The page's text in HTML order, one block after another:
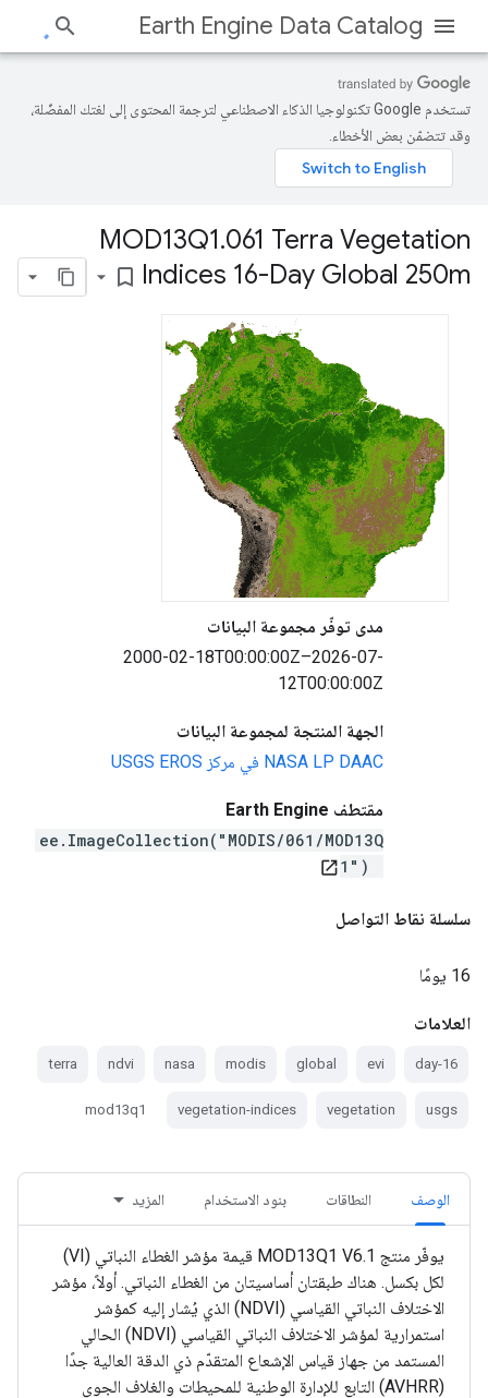
Earth Engine Data Catalog
تستخدم Google تكنولوجيا الذكاء الاصطناعي لترجمة المحتوى إلى لغتك المفضّلة،
وقد تتضمّن بعض الأخطاء.
MOD13Q1.061 Terra Vegetation
Indices 16-Day Global 250m
bookmark_border
مدى توفّر مجموعة البيانات
2000-02-18T00:00:00Z–2026-07-
12T00:00:00Z
الجهة المنتجة لمجموعة البيانات
‫NASA LP DAAC في مركز USGS EROS
مقتطف Earth Engine
ee.ImageCollection("MODIS/061/MOD13Q
1")
open_in_new
سلسلة نقاط التواصل
16 يومًا
العلامات
16-day
evi
global
modis
nasa
ndvi
terra
usgs
vegetation
vegetation-indices
mod13q1
الوصف النطاقات بنود الاستخدام المزيد
يوفّر منتج MOD13Q1 V6.1 قيمة مؤشر الغطاء النباتي (VI)
لكل بكسل. هناك طبقتان أساسيتان من الغطاء النباتي. أولاً، مؤشر
الاختلاف النباتي القياسي (NDVI) الذي يُشار إليه كمؤشر
استمرارية لمؤشر الاختلاف النباتي القياسي (NDVI) الحالي
المستمد من جهاز قياس الإشعاع المتقدّم ذي الدقة العالية جدًا
(AVHRR) التابع للإدارة الوطنية للمحيطات والغلاف الجوي